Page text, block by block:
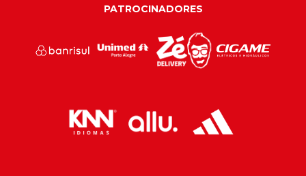
PATROCINADORES